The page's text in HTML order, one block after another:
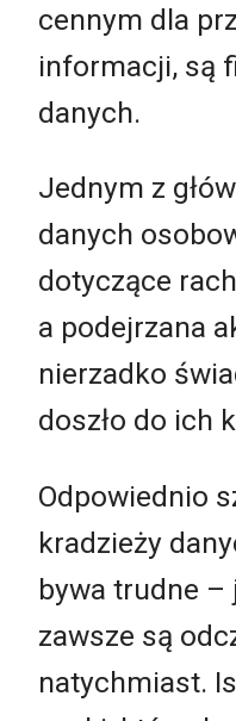
cennym dla
informacji, są
danych.
Jednym z
danych
dotyczące
a podejrzana
nierzadko
doszło do ich
Odpowiednio
kradzieży
bywa trudne –
zawsze są
natychmiast.